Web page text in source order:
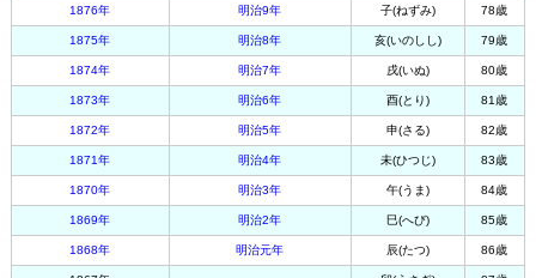
1876年 明治9年 子(ねずみ) 78歳
1875年 明治8年 亥(いのしし) 79歳
1874年 明治7年 戌(いぬ) 80歳
1873年 明治6年 酉(とり) 81歳
1872年 明治5年 申(さる) 82歳
1871年 明治4年 未(ひつじ) 83歳
1870年 明治3年 午(うま) 84歳
1869年 明治2年 巳(へび) 85歳
1868年 明治元年 辰(たつ) 86歳